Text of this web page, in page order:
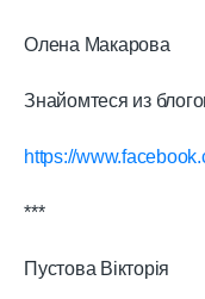
Олена Макарова
Знайомтеся из
https://
***
Пустова Вікторія